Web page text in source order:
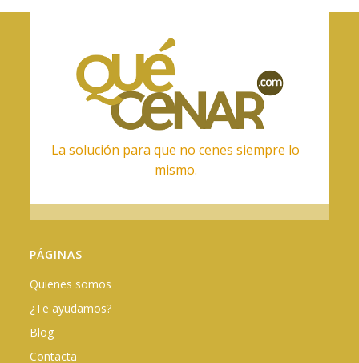
La solución para que no cenes siempre lo
mismo.
PÁGINAS
Quienes somos
¿Te ayudamos?
Blog
Contacta